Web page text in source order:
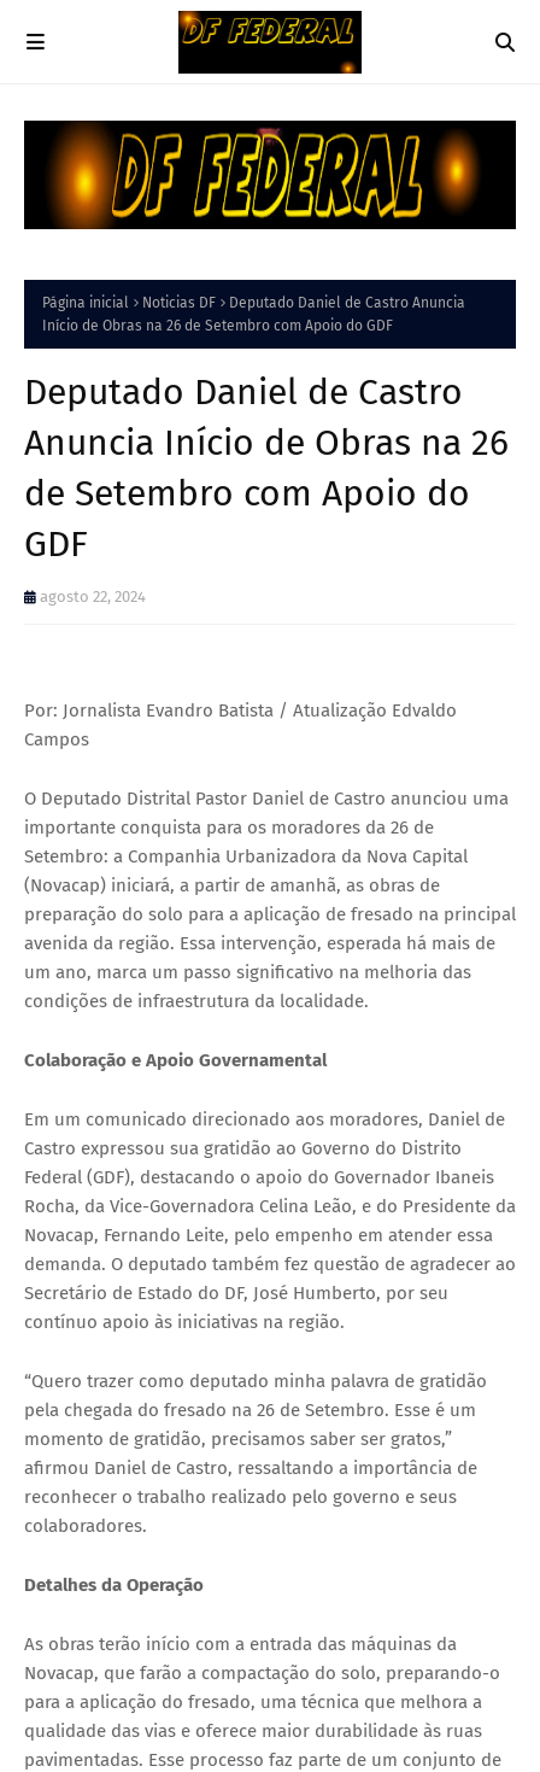
Página inicial Noticias DF
Deputado Daniel de Castro Anuncia
Início de Obras na 26 de Setembro com Apoio do GDF
Deputado Daniel de Castro
Anuncia Início de Obras na 26
de Setembro com Apoio do
GDF
agosto 22, 2024
Por: Jornalista Evandro Batista / Atualização Edvaldo
Campos
O Deputado Distrital Pastor Daniel de Castro anunciou uma
importante conquista para os moradores da 26 de
Setembro: a Companhia Urbanizadora da Nova Capital
(Novacap) iniciará, a partir de amanhã, as obras de
preparação do solo para a aplicação de fresado na principal
avenida da região. Essa intervenção, esperada há mais de
um ano, marca um passo significativo na melhoria das
condições de infraestrutura da localidade.
Colaboração e Apoio Governamental
Em um comunicado direcionado aos moradores, Daniel de
Castro expressou sua gratidão ao Governo do Distrito
Federal (GDF), destacando o apoio do Governador Ibaneis
Rocha, da Vice-Governadora Celina Leão, e do Presidente da
Novacap, Fernando Leite, pelo empenho em atender essa
demanda. O deputado também fez questão de agradecer ao
Secretário de Estado do DF, José Humberto, por seu
contínuo apoio às iniciativas na região.
“Quero trazer como deputado minha palavra de gratidão
pela chegada do fresado na 26 de Setembro. Esse é um
momento de gratidão, precisamos saber ser gratos,”
afirmou Daniel de Castro, ressaltando a importância de
reconhecer o trabalho realizado pelo governo e seus
colaboradores.
Detalhes da Operação
As obras terão início com a entrada das máquinas da
Novacap, que farão a compactação do solo, preparando-o
para a aplicação do fresado, uma técnica que melhora a
qualidade das vias e oferece maior durabilidade às ruas
pavimentadas. Esse processo faz parte de um conjunto de